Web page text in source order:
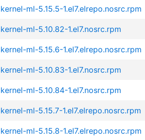
kernel-ml-5.15.5-1.el7.elrepo.nosrc.rpm
kernel-ml-5.10.82-1.el7.nosrc.rpm
kernel-ml-5.15.6-1.el7.elrepo.nosrc.rpm
kernel-ml-5.10.83-1.el7.nosrc.rpm
kernel-ml-5.10.84-1.el7.nosrc.rpm
kernel-ml-5.15.7-1.el7.elrepo.nosrc.rpm
kernel-ml-5.15.8-1.el7.elrepo.nosrc.rpm